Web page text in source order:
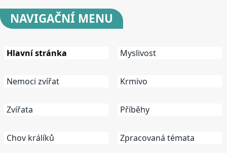
NAVIGAČNÍ MENU
Hlavní stránka
Nemoci zvířat
Zvířata
Chov králíků
Myslivost
Krmivo
Příběhy
Zpracovaná témata